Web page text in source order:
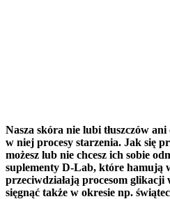
Nasza skóra nie lubi tłuszczów
w niej procesy starzenia. Jak się
możesz lub nie chcesz ich sobie
suplementy D-Lab, które hamują
przeciwdziałają procesom glikacji
sięgnąć także w okresie np.